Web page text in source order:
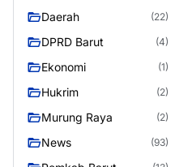
Daerah (22)
DPRD Barut (4)
Ekonomi (1)
Hukrim (2)
Murung Raya (2)
News (93)